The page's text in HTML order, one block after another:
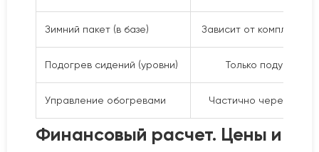
Зимний пакет (в базе) Зависит от
Подогрев сидений (уровни) Только подушка
Управление обогревами Частично через экран
Финансовый расчет. Цены и